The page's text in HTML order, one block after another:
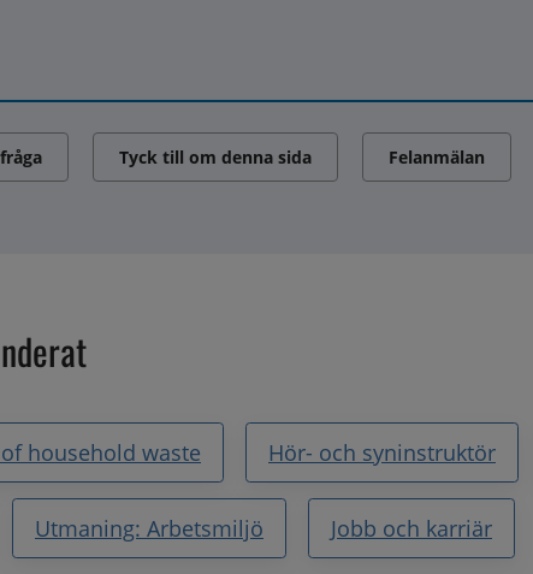
Tyck till om denna sida Felanmälan
household waste Hör- och syninstruktör
Utmaning: Arbetsmiljö Jobb och karriär